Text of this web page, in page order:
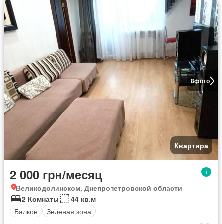
8фото
Квартира
2 000 грн/месяц
Великодолинском, Днепропетровской области
2 Комнаты
44 кв.м
Балкон
Зеленая зона